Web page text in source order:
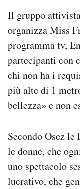
Il gruppo
organizza Miss
programma tv,
partecipanti con
chi non ha i
più alte di 1
bellezza» e non
Secondo Osez le
le donne, che
uno spettacolo
lucrativo, che